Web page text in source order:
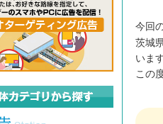
今回
茨城
いま
この